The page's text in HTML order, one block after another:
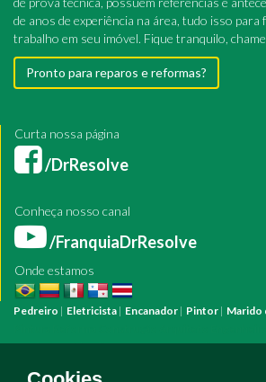
de anos de experiência na área, tudo isso para
trabalho em seu imóvel. Fique tranquilo,
Pronto para reparos e reformas?
Curta nossa página
/DrResolve
Conheça nosso canal
/FranquiaDrResolve
Onde estamos
Pedreiro | Eletricista | Encanador | Pintor | Marido
Bombeiro HidráulicoManutenção Predial